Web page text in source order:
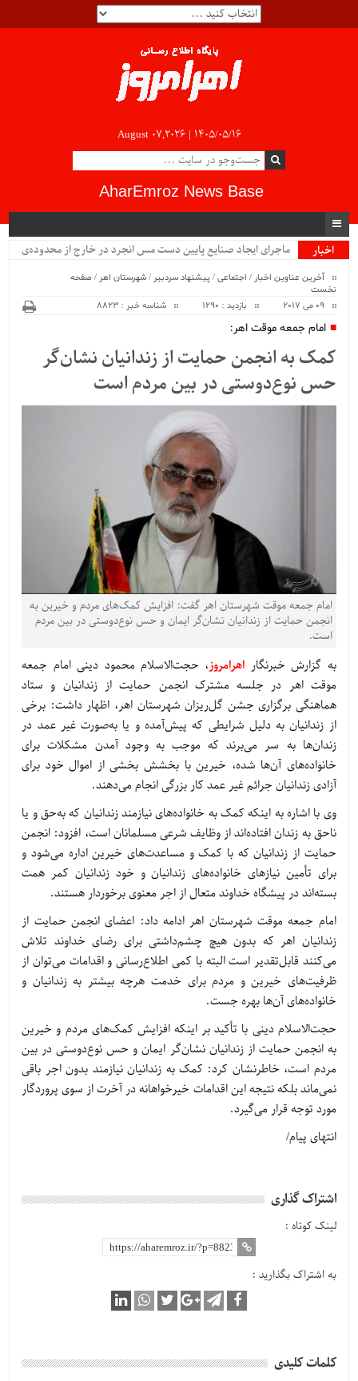
August 07,2026 | ۱۴۰۵/۰۵/۱۶
AharEmroz News Base
اخبار
ماجرای ایجاد صنایع پایین دست مس انجرد در خارج از محدوده‌ی
آخرین عناوین اخبار / اجتماعی/پیشنهاد سردبیر /شهرستان اهر /صفحه
نخست
09 می 2017
بازدید : 1290 شناسه خبر : 8823
امام جمعه موقت اهر:
کمک به انجمن حمایت از زندانیان نشان‌گر
حس نوع‌دوستی در بین مردم است
امام جمعه موقت شهرستان اهر گفت: افزایش کمک‌های مردم و خیرین به
انجمن حمایت از زندانیان نشان‌گر ایمان و حس نوع‌دوستی در بین مردم
است.
به گزارش خبرنگار اهرامروز، حجت‌الاسلام محمود دینی امام جمعه
موقت اهر در جلسه مشترک انجمن حمایت از زندانیان و ستاد
هماهنگی برگزاری جشن گل‌ریزان شهرستان اهر، اظهار داشت: برخی
از زندانیان به دلیل شرایطی که پیش‌آمده و یا به‌صورت غیر عمد در
زندان‌ها به سر می‌برند که موجب به وجود آمدن مشکلات برای
خانواده‌های آن‌ها شده، خیرین با بخشش بخشی از اموال خود برای
آزادی زندانیان جرائم غیر عمد کار بزرگی انجام می‌دهند.
وی با اشاره به اینکه کمک به خانواده‌های نیازمند زندانیان که به‌حق و یا
ناحق به زندان افتاده‌اند از وظایف شرعی مسلمانان است، افزود: انجمن
حمایت از زندانیان که با کمک و مساعدت‌های خیرین اداره می‌شود و
برای تأمین نیازهای خانواده‌های زندانیان و خود زندانیان کمر همت
بسته‌اند در پیشگاه خداوند متعال از اجر معنوی برخوردار هستند.
امام جمعه موقت شهرستان اهر ادامه داد: اعضای انجمن حمایت از
زندانیان اهر که بدون هیچ چشم‌داشتی برای رضای خداوند تلاش
می‌کنند قابل‌تقدیر است البته با کمی اطلاع‌رسانی و اقدامات می‌توان از
ظرفیت‌های خیرین و مردم برای خدمت هرچه بیشتر به زندانیان و
خانواده‌های آن‌ها بهره جست.
حجت‌الاسلام دینی با تأکید بر اینکه افزایش کمک‌های مردم و خیرین
به انجمن حمایت از زندانیان نشان‌گر ایمان و حس نوع‌دوستی در بین
مردم است، خاطرنشان کرد: کمک به زندانیان نیازمند بدون اجر باقی
نمی‌ماند بلکه نتیجه این اقدامات خیرخواهانه در آخرت از سوی پروردگار
مورد توجه قرار می‌گیرد.
انتهای پیام/
اشتراک گذاری
لینک کوتاه :
به اشتراک بگذارید :
کلمات کلیدی